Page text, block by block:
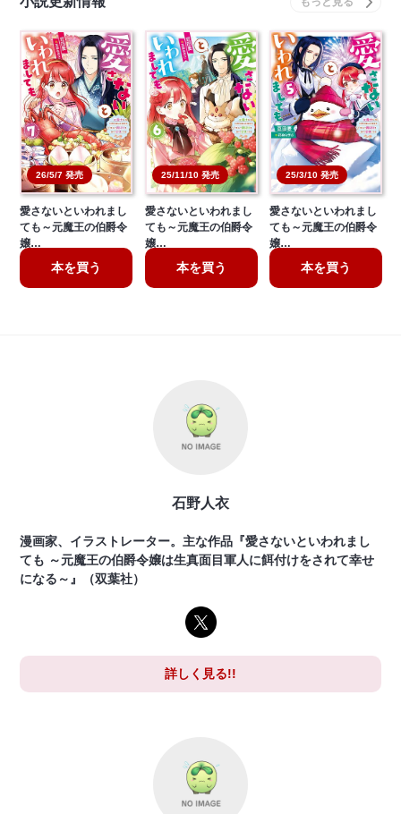
26/5/7 発売
愛さないといわれまし
ても～元魔王の伯爵令
嬢…
本を買う
25/11/10 発売
愛さないといわれまし
ても～元魔王の伯爵令
嬢…
本を買う
25/3/10 発売
愛さないといわれまし
ても～元魔王の伯爵令
嬢…
本を買う
石野人衣
漫画家、イラストレーター。主な作品『愛さないといわれまし
ても ～元魔王の伯爵令嬢は生真面目軍人に餌付けをされて幸せ
になる～』（双葉社）
詳しく見る!!